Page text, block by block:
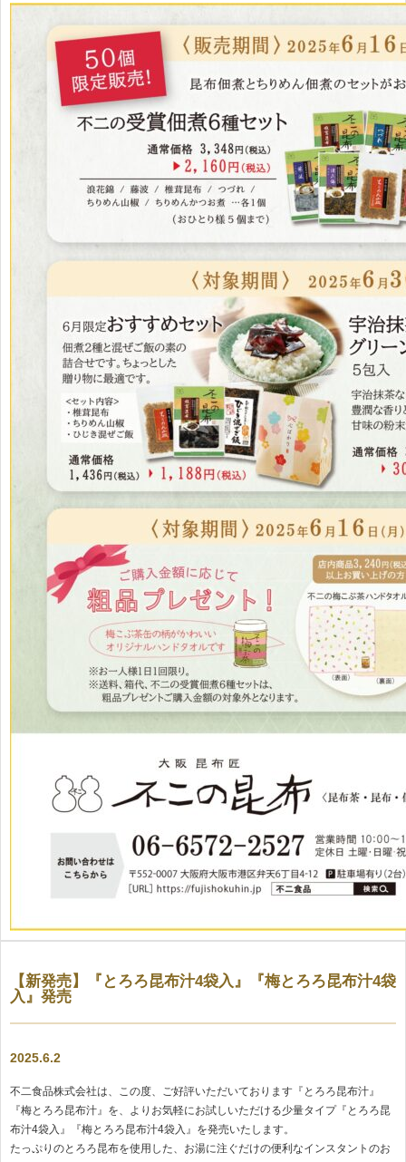
【新発売】『とろろ昆布汁4袋入』『梅とろろ昆布汁4袋
入』発売
2025.6.2
不二食品株式会社は、この度、ご好評いただいております『とろろ昆布汁』
『梅とろろ昆布汁』を、よりお気軽にお試しいただける少量タイプ『とろろ昆
布汁4袋入』『梅とろろ昆布汁4袋入』を発売いたします。
たっぷりのとろろ昆布を使用した、お湯に注ぐだけの便利なインスタントのお